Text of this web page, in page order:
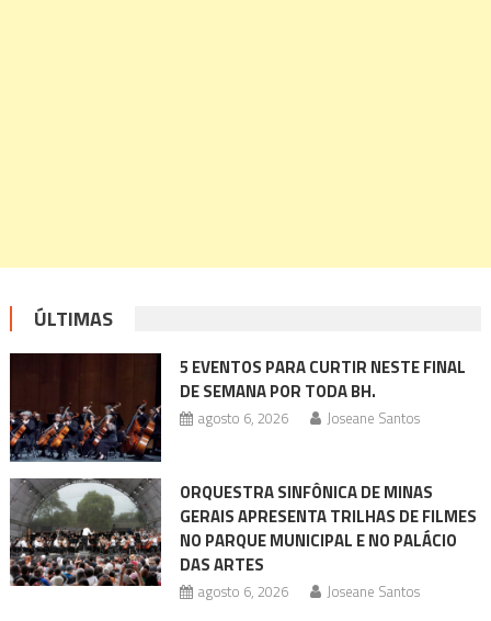
ÚLTIMAS
5 EVENTOS PARA CURTIR NESTE FINAL
DE SEMANA POR TODA BH.
agosto 6, 2026 Joseane Santos
ORQUESTRA SINFÔNICA DE MINAS
GERAIS APRESENTA TRILHAS DE FILMES
NO PARQUE MUNICIPAL E NO PALÁCIO
DAS ARTES
agosto 6, 2026 Joseane Santos